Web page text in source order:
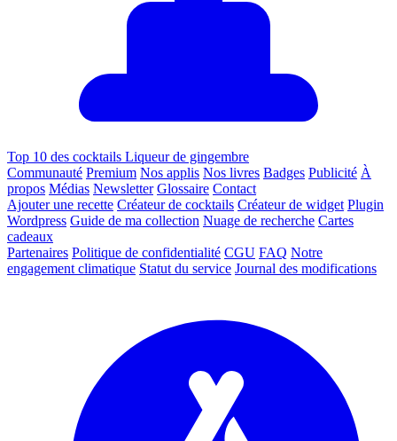
Top 10 des cocktails Liqueur de gingembre
Communauté Premium Nos applis Nos livres Badges Publicité À
propos Médias Newsletter Glossaire Contact
Ajouter une recette Créateur de cocktails Créateur de widget Plugin
Wordpress Guide de ma collection Nuage de recherche Cartes
cadeaux
Partenaires Politique de confidentialité CGU FAQ Notre
engagement climatique Statut du service Journal des modifications